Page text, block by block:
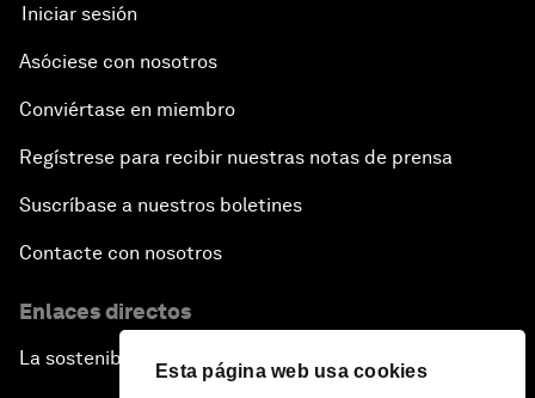
Esta página web usa cookies
Iniciar sesión
Asóciese con nosotros
Conviértase en miembro
Regístrese para recibir nuestras notas de prensa
Suscríbase a nuestros boletines
Contacte con nosotros
Enlaces directos
La sostenibilidad en el Foro